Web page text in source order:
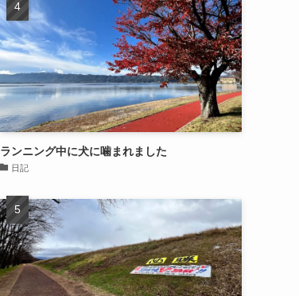
ランニング中に犬に噛まれました
日記